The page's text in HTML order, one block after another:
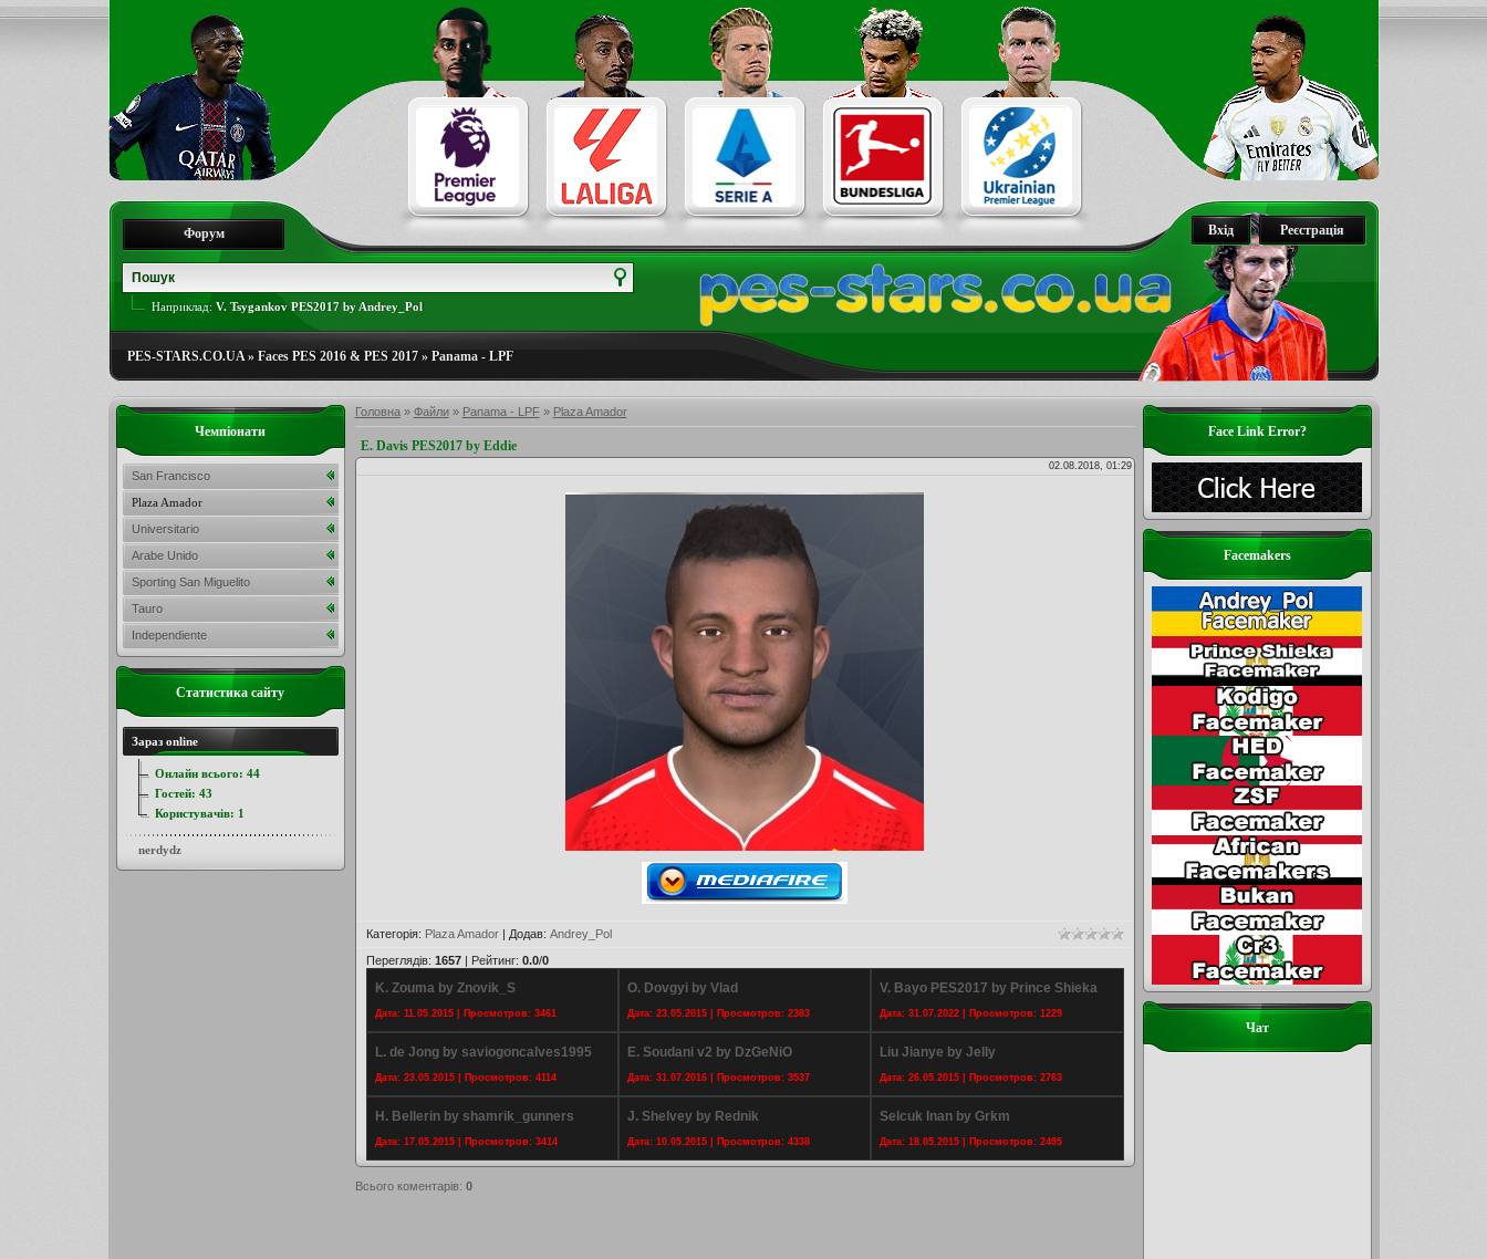
Реєстрація
Вхід
Форум
Наприклад: V. Tsygankov PES2017 by Andrey_Pol
PES-STARS.CO.UA» Faces PES 2016 & PES 2017» Panama - LPF
Головна» Файли» Panama - LPF » Plaza Amador
E. Davis PES2017 by Eddie
02.08.2018, 01:29
Категорія: Plaza Amador| Додав: Andrey_Pol
Переглядів: 1657| Рейтинг: 0.0/0
K. Zouma by Znovik_S
Дата: 11.05.2015 | Просмотров: 3461
O. Dovgyi by Vlad
Дата: 23.05.2015 | Просмотров: 2383
V. Bayo PES2017 by Prince Shieka
Дата: 31.07.2022 | Просмотров: 1229
L. de Jong by saviogoncalves1995
Дата: 23.05.2015 | Просмотров: 4114
E. Soudani v2 by DzGeNiO
Дата: 31.07.2016 | Просмотров: 3537
Liu Jianye by Jelly
Дата: 26.05.2015 | Просмотров: 2763
H. Bellerin by shamrik_gunners
Дата: 17.05.2015 | Просмотров: 3414
J. Shelvey by Rednik
Дата: 10.05.2015 | Просмотров: 4338
Selcuk Inan by Grkm
Дата: 18.05.2015 | Просмотров: 2495
Всього коментарів: 0
Face Link Error?
Facemakers
Чат
Чемпіонати
San Francisco
Plaza Amador
Universitario
Arabe Unido
Sporting San Miguelito
Tauro
Independiente
Статистика сайту
Зараз online
Онлайн всього: 44
Гостей: 43
Користувачів: 1
nerdydz